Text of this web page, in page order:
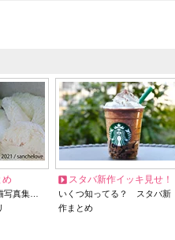
め
写真集…
スタバ新作イッキ見せ！
いくつ知ってる？ スタバ新
作まとめ